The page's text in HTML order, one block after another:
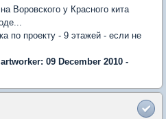
Воровского у Красного кита
по проекту - 9 этажей - если не
09 December 2010 -